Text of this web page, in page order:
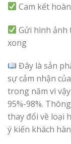
Cam kết
Gửi hình ảnh
xong
Đây là sản
sự cảm nhận
trong năm vì
95%-98%.
thay đổi về loại
ý kiến khách